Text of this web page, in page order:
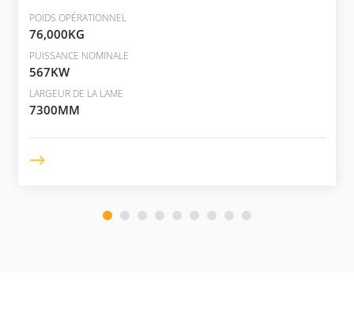
POIDS OPÉRATIONNEL
76,000KG
PUISSANCE NOMINALE
567KW
LARGEUR DE LA LAME
7300MM